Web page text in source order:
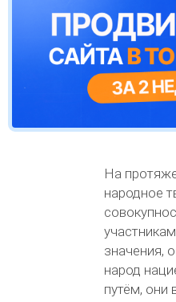
На
народное
значения,
народ
путём, они